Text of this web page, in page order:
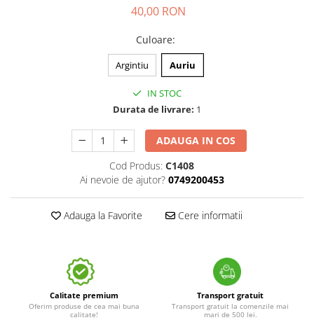
40,00 RON
Culoare:
Argintiu Auriu
IN STOC
Durata de livrare: 1
ADAUGA IN COS
Cod Produs: C1408
Ai nevoie de ajutor? 0749200453
Adauga la Favorite Cere informatii
Calitate premium
Oferim produse de cea mai buna
calitate!
Transport gratuit
Transport gratuit la comenzile mai
mari de 500 lei.